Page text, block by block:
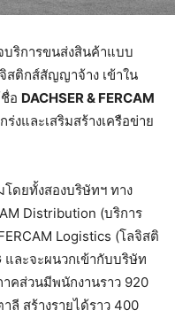
บริการขนส่งสินค้าแบบ
สติกส์สัญญาจ้าง เข้าใน
อ DACHSER & FERCAM
งและเสริมสร้างเครือข่าย
ดยทั้งสองบริษัทฯ ทาง
Distribution (บริการ
Logistics (โลจิสติ
และจะผนวกเข้ากับบริษัท
คส่วนมีพนักงานราว 920
ลี สร้างรายได้ราว 400